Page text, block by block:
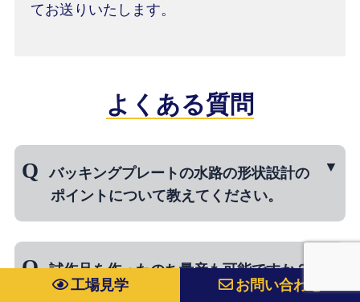
てお送りいたします。
よくある質問
バッキングプレートの水路の形状設計の
ポイントについて教えてください。
るため、バッキングプレートの水路の形状設
計は特に注意しなければなりません。過去、
試作品を作ったのち量産も可能ですか？
工場見学 お問い合わせ